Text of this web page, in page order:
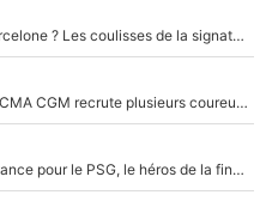
Le PSG comme seule option après Barcelone ? Les coulisses de la signature historique de Lionel Messi sont révélées au grand jour !
«Le budget a augmenté» : Decathlon-CMA CGM recrute plusieurs coureurs pour offrir à Paul Seixas une équipe pour gagner le Tour de France 2027
«Le suicide de Ferran Torres» : En partance pour le PSG, le héros de la finale de la Coupe du monde s'attire les foudres de la presse espagnole !